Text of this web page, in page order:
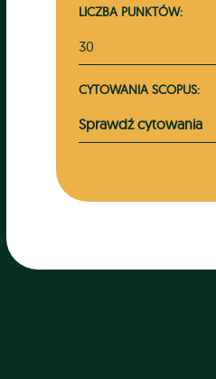
LICZBA PUNKTÓW:
30
CYTOWANIA SCOPUS:
Sprawdź cytowania